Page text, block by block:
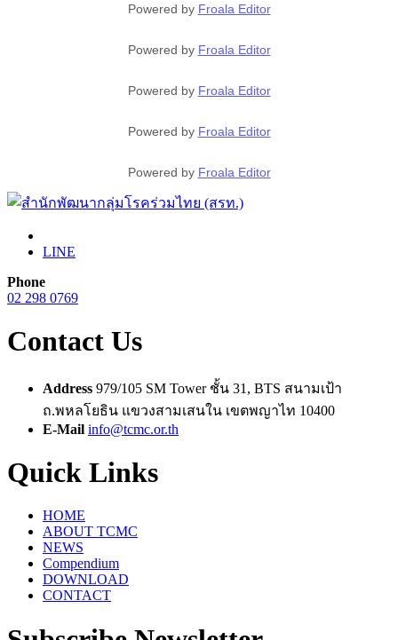
Powered by Froala Editor
Powered by Froala Editor
Powered by Froala Editor
Powered by Froala Editor
Powered by Froala Editor
LINE
Phone
02 298 0769
Contact Us
Address 979/105 SM Tower ชั้น 31, BTS สนามเป้า
ถ.พหลโยธิน แขวงสามเสนใน เขตพญาไท 10400
E-Mail info@tcmc.or.th
Quick Links
HOME
ABOUT TCMC
NEWS
Compendium
DOWNLOAD
CONTACT